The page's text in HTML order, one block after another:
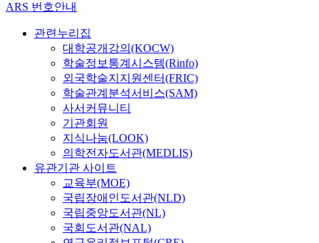
ARS 번호안내
관련누리집
대학공개강의(KOCW)
학술정보통계시스템(Rinfo)
외국학술지지원센터(FRIC)
학술관계분석서비스(SAM)
사서커뮤니티
기관회원
지식나눔(LOOK)
의학전자도서관(MEDLIS)
유관기관 사이트
교육부(MOE)
국립장애인도서관(NLD)
국립중앙도서관(NL)
국회도서관(NAL)